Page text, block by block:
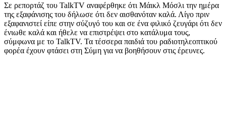
Σε ρεπορτάζ του TalkTV αναφέρθηκε ότι Μάικλ Μόσλι την ημέρα
της εξαφάνισης του δήλωσε ότι δεν αισθανόταν καλά. Λίγο πριν
εξαφανιστεί είπε στην σύζυγό του και σε ένα φιλικό ζευγάρι ότι δεν
ένιωθε καλά και ήθελε να επιστρέψει στο κατάλυμα τους,
σύμφωνα με το TalkTV. Τα τέσσερα παιδιά του ραδιοτηλεοπτικού
φορέα έχουν φτάσει στη Σύμη για να βοηθήσουν στις έρευνες.